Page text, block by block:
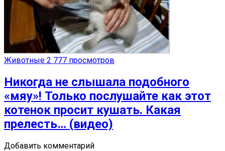
Животные 2 777 просмотров
Никогда не слышала подобного
«мяу»! Только послушайте как этот
котенок просит кушать. Какая
прелесть… (видео)
Добавить комментарий